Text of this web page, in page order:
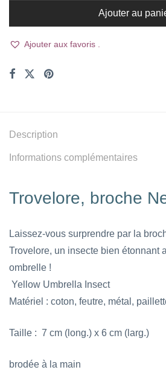
Ajouter au
Ajouter aux favoris .
Description
Informations complémentaires
Trovelore, broche
Laissez-vous surprendre par la
Trovelore, un insecte bien étonnant
ombrelle !
Yellow Umbrella Insect
Matériel : coton, feutre, métal,
Taille : 7 cm (long.) x 6 cm (larg.)
brodée à la main